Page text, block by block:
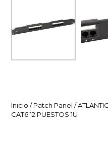
Inicio /Patch Panel /
CAT6 12 PUESTOS 1U